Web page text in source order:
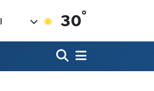
30°